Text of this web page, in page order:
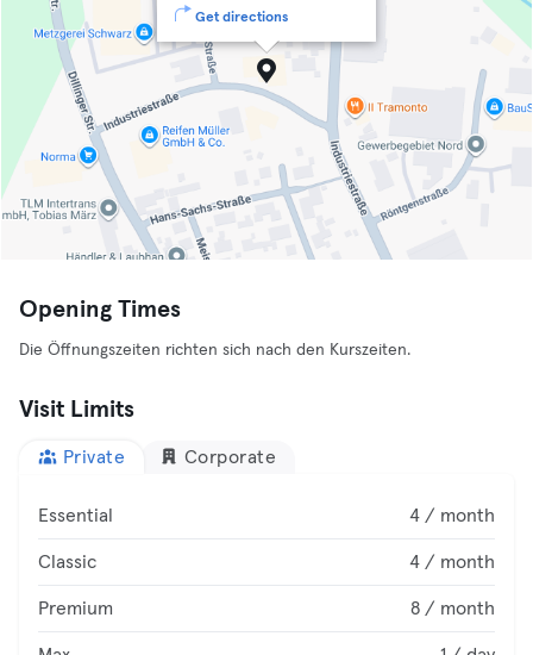
Get directions
Opening Times
Die Öffnungszeiten richten sich nach den Kurszeiten.
Visit Limits
Private Corporate
Essential 4 / month
Classic 4 / month
Premium 8 / month